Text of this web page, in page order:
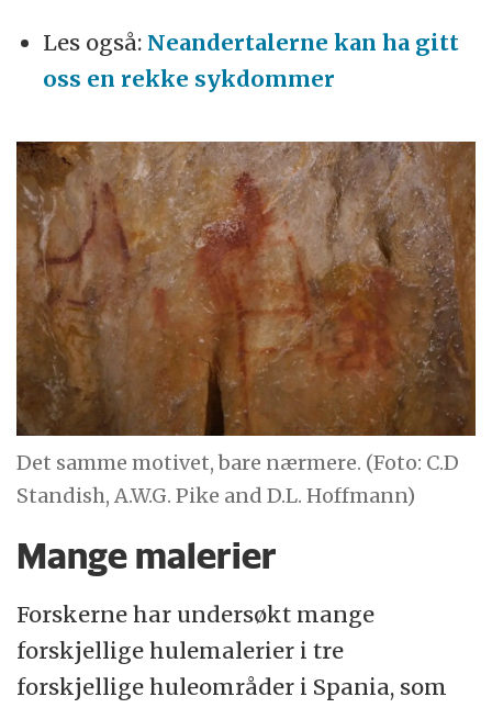
Les også: Neandertalerne kan ha gitt
oss en rekke sykdommer
Det samme motivet, bare nærmere. (Foto: C.D
Standish, A.W.G. Pike and D.L. Hoffmann)
Mange malerier
Forskerne har undersøkt mange
forskjellige hulemalerier i tre
forskjellige huleområder i Spania, som